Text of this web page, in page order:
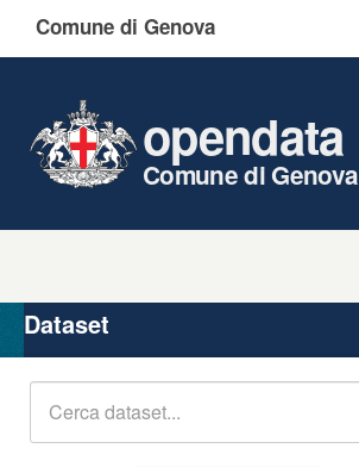
Comune di Genova
opendata
Comune di Genova
Organizzazioni
Gruppi
Dataset